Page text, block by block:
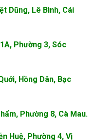
Dũng, Lê Bình, Cái
Phường 3, Sóc
Hồng Dân, Bạc
Phường 8, Cà Mau.
Huệ, Phường 4, Vị